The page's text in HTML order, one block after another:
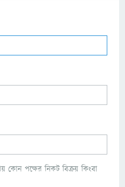
কোন পক্ষের নিকট বিক্রয় কিংবা